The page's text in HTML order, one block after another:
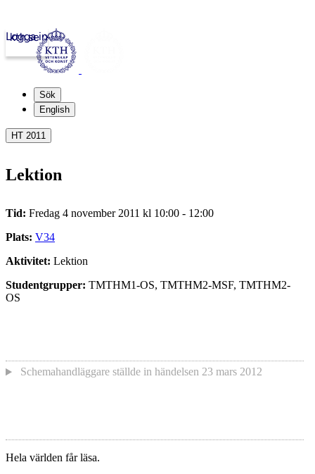
kth.se
Logga in
Sök
English
HT 2011
Lektion
Tid: Fredag 4 november 2011 kl 10:00 - 12:00
Plats: V34
Aktivitet: Lektion
Studentgrupper: TMTHM1-OS, TMTHM2-MSF, TMTHM2-
OS
Schemahandläggare ställde in händelsen 23 mars 2012
Hela världen får läsa.